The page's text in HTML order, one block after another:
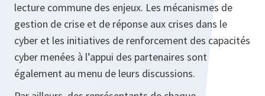
lecture commune des enjeux. Les mécanismes de
gestion de crise et de réponse aux crises dans le
cyber et les initiatives de renforcement des capacités
cyber menées à l’appui des partenaires sont
également au menu de leurs discussions.